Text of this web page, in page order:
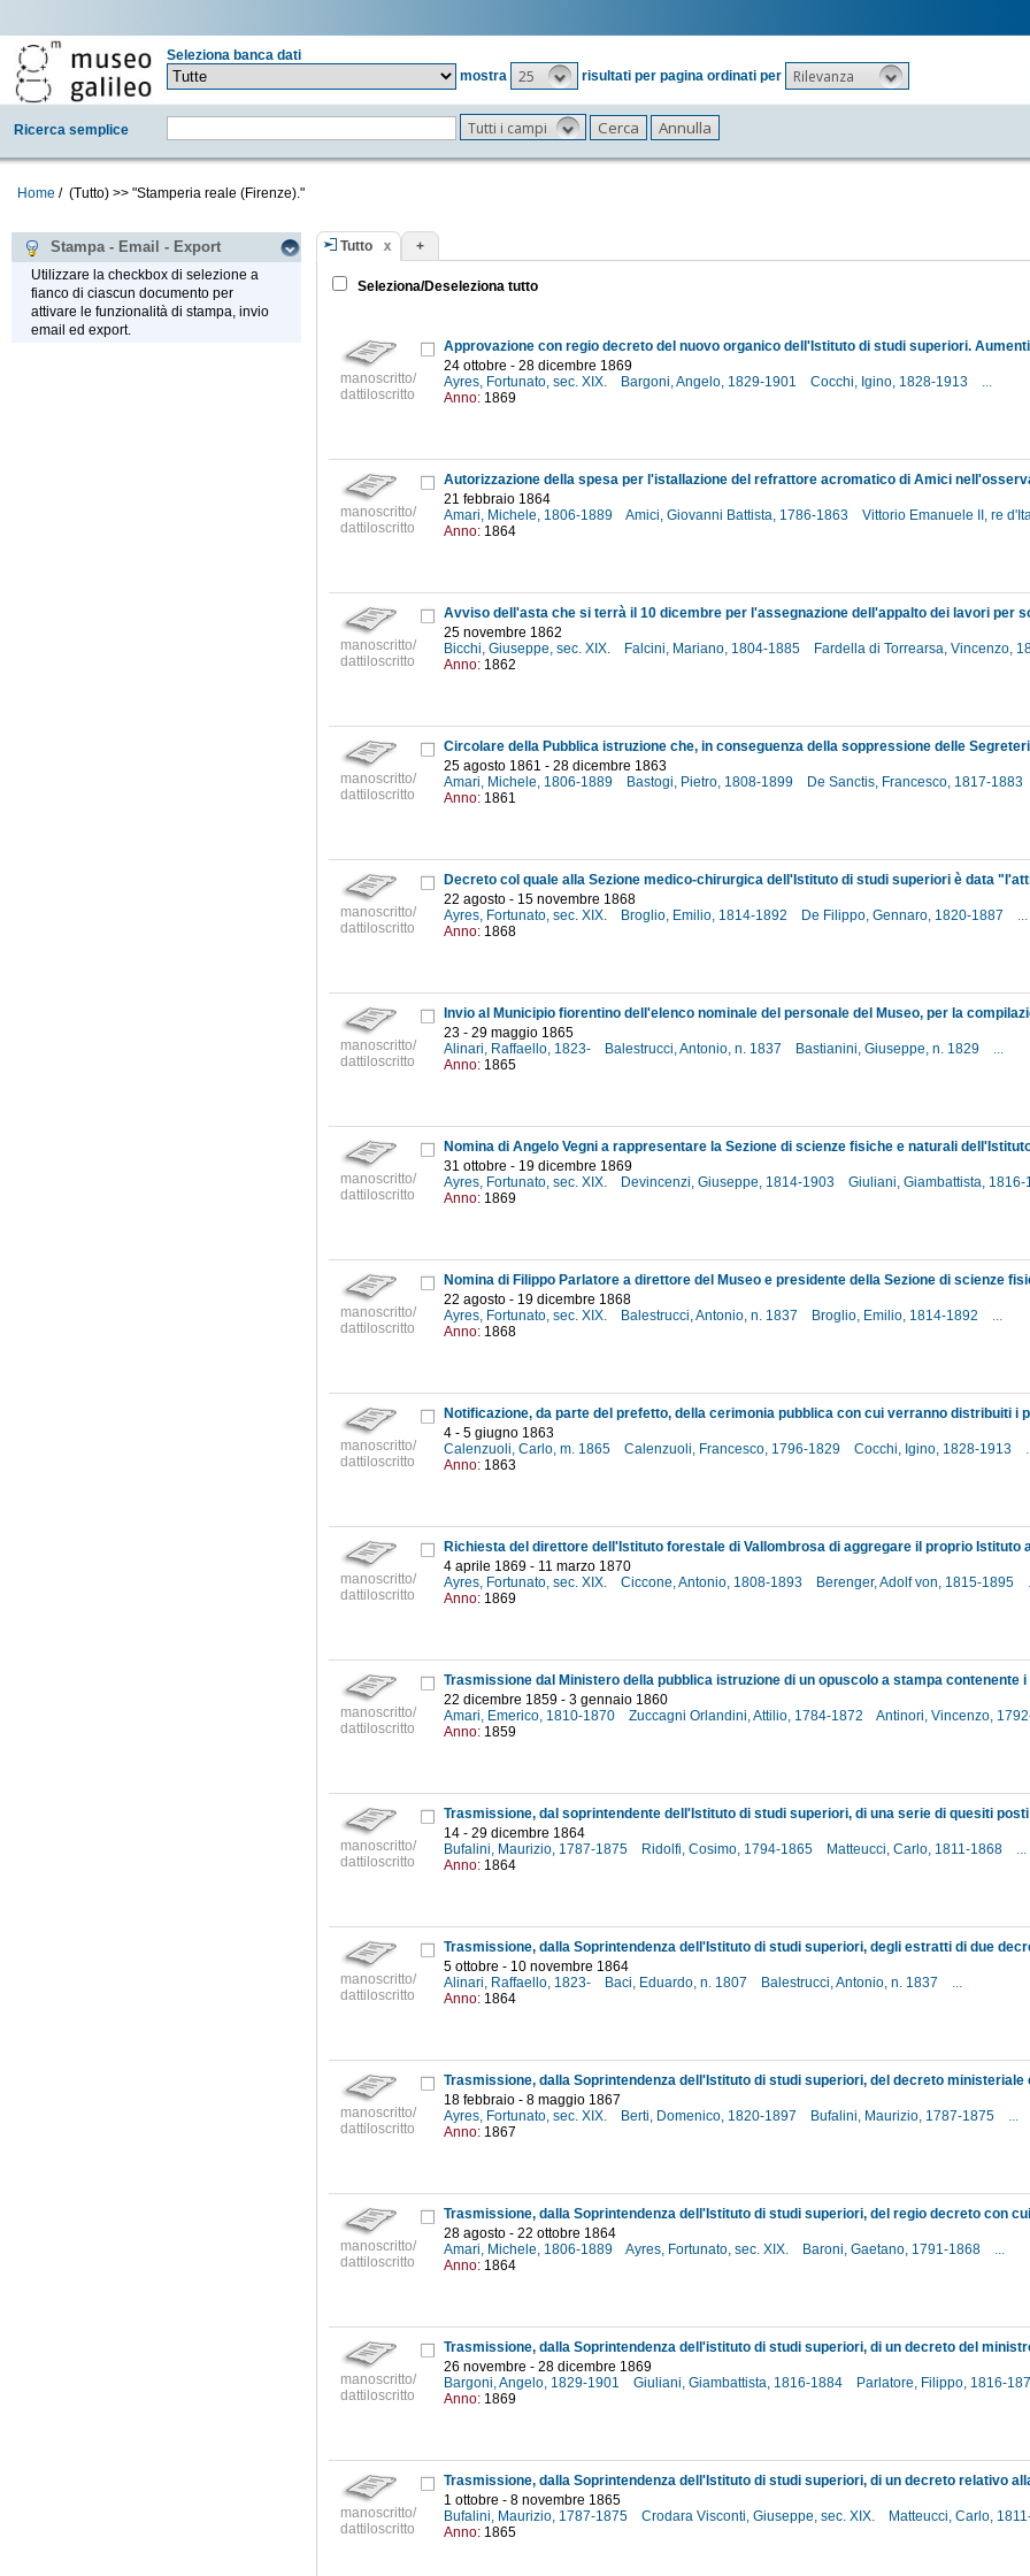
Seleziona banca dati
mostra
25 risultati per pagina ordinati per Rilevanza
Ricerca semplice Tutti i campi
Home / (Tutto) >> "Stamperia reale (Firenze)."
Stampa - Email - Export
Utilizzare la checkbox di selezione a
fianco di ciascun documento per
attivare le funzionalità di stampa, invio
email ed export.
Tutto +
Seleziona/Deseleziona tutto
manoscritto/
dattiloscritto
24 ottobre - 28 dicembre 1869
Ayres, Fortunato, sec. XIX.
Bargoni, Angelo, 1829-1901 Cocchi, Igino, 1828-1913
...
Anno: 1869
manoscritto/
dattiloscritto
21 febbraio 1864
Amari, Michele, 1806-1889
Amici, Giovanni Battista, 1786-1863 Vittorio Emanuele II, re
Anno: 1864
manoscritto/
dattiloscritto
25 novembre 1862
Bicchi, Giuseppe, sec. XIX.
Falcini, Mariano, 1804-1885 Fardella di Torrearsa, Vincenzo,
Anno: 1862
manoscritto/
dattiloscritto
25 agosto 1861 - 28 dicembre 1863
Amari, Michele, 1806-1889
Bastogi, Pietro, 1808-1899 De Sanctis, Francesco, 1817-1883
Anno: 1861
manoscritto/
dattiloscritto
22 agosto - 15 novembre 1868
Ayres, Fortunato, sec. XIX.
Broglio, Emilio, 1814-1892 De Filippo, Gennaro, 1820-1887
...
Anno: 1868
manoscritto/
dattiloscritto
23 - 29 maggio 1865
Alinari, Raffaello, 1823-
Balestrucci, Antonio, n. 1837 Bastianini, Giuseppe, n. 1829
...
Anno: 1865
manoscritto/
dattiloscritto
31 ottobre - 19 dicembre 1869
Ayres, Fortunato, sec. XIX.
Devincenzi, Giuseppe, 1814-1903 Giuliani, Giambattista, 1816-
Anno: 1869
manoscritto/
dattiloscritto
22 agosto - 19 dicembre 1868
Ayres, Fortunato, sec. XIX.
Balestrucci, Antonio, n. 1837 Broglio, Emilio, 1814-1892
...
Anno: 1868
manoscritto/
dattiloscritto
4 - 5 giugno 1863
Calenzuoli, Carlo, m. 1865
Calenzuoli, Francesco, 1796-1829 Cocchi, Igino, 1828-1913
Anno: 1863
manoscritto/
dattiloscritto
4 aprile 1869 - 11 marzo 1870
Ayres, Fortunato, sec. XIX.
Ciccone, Antonio, 1808-1893 Berenger, Adolf von, 1815-1895
Anno: 1869
manoscritto/
dattiloscritto
22 dicembre 1859 - 3 gennaio 1860
Amari, Emerico, 1810-1870
Zuccagni Orlandini, Attilio, 1784-1872 Antinori, Vincenzo,
Anno: 1859
manoscritto/
dattiloscritto
14 - 29 dicembre 1864
Bufalini, Maurizio, 1787-1875
Ridolfi, Cosimo, 1794-1865 Matteucci, Carlo, 1811-1868
...
Anno: 1864
manoscritto/
dattiloscritto
5 ottobre - 10 novembre 1864
Alinari, Raffaello, 1823-
Baci, Eduardo, n. 1807 Balestrucci, Antonio, n. 1837
...
Anno: 1864
manoscritto/
dattiloscritto
18 febbraio - 8 maggio 1867
Ayres, Fortunato, sec. XIX.
Berti, Domenico, 1820-1897 Bufalini, Maurizio, 1787-1875
...
Anno: 1867
manoscritto/
dattiloscritto
28 agosto - 22 ottobre 1864
Amari, Michele, 1806-1889
Ayres, Fortunato, sec. XIX. Baroni, Gaetano, 1791-1868
...
Anno: 1864
manoscritto/
dattiloscritto
26 novembre - 28 dicembre 1869
Bargoni, Angelo, 1829-1901
Giuliani, Giambattista, 1816-1884 Parlatore, Filippo, 1816-
Anno: 1869
manoscritto/
dattiloscritto
1 ottobre - 8 novembre 1865
Bufalini, Maurizio, 1787-1875
Crodara Visconti, Giuseppe, sec. XIX. Matteucci, Carlo,
Anno: 1865